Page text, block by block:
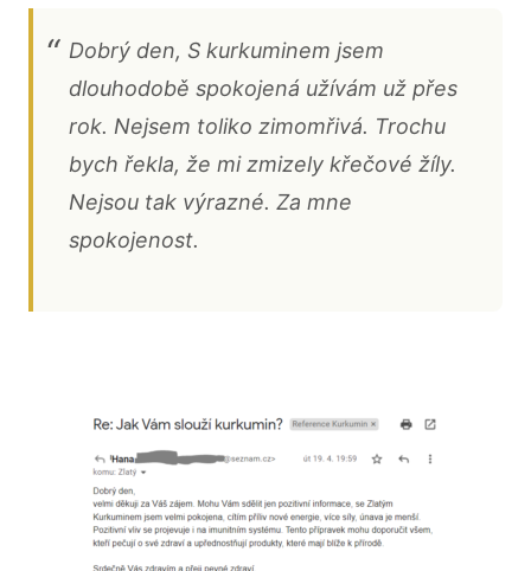
Dobrý den, S kurkuminem jsem
dlouhodobě spokojená užívám už přes
rok. Nejsem toliko zimomřivá. Trochu
bych řekla, že mi zmizely křečové žíly.
Nejsou tak výrazné. Za mne
spokojenost.